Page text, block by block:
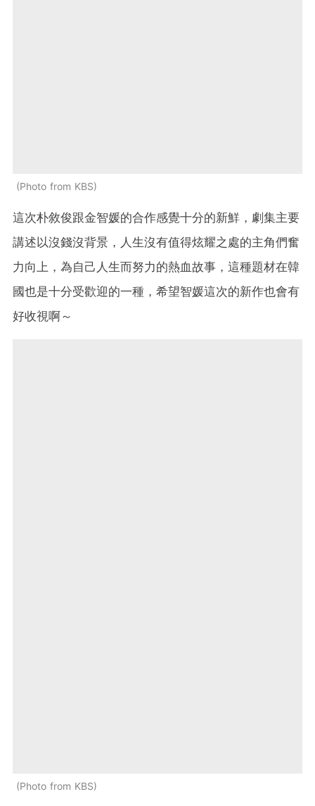
Photo from KBS
這次朴敘俊跟金智媛的合作感覺十分的新鮮，劇集主要
講述以沒錢沒背景，人生沒有值得炫耀之處的主角們奮
力向上，為自己人生而努力的熱血故事，這種題材在韓
國也是十分受歡迎的一種，希望智媛這次的新作也會有
好收視啊～
Photo from KBS